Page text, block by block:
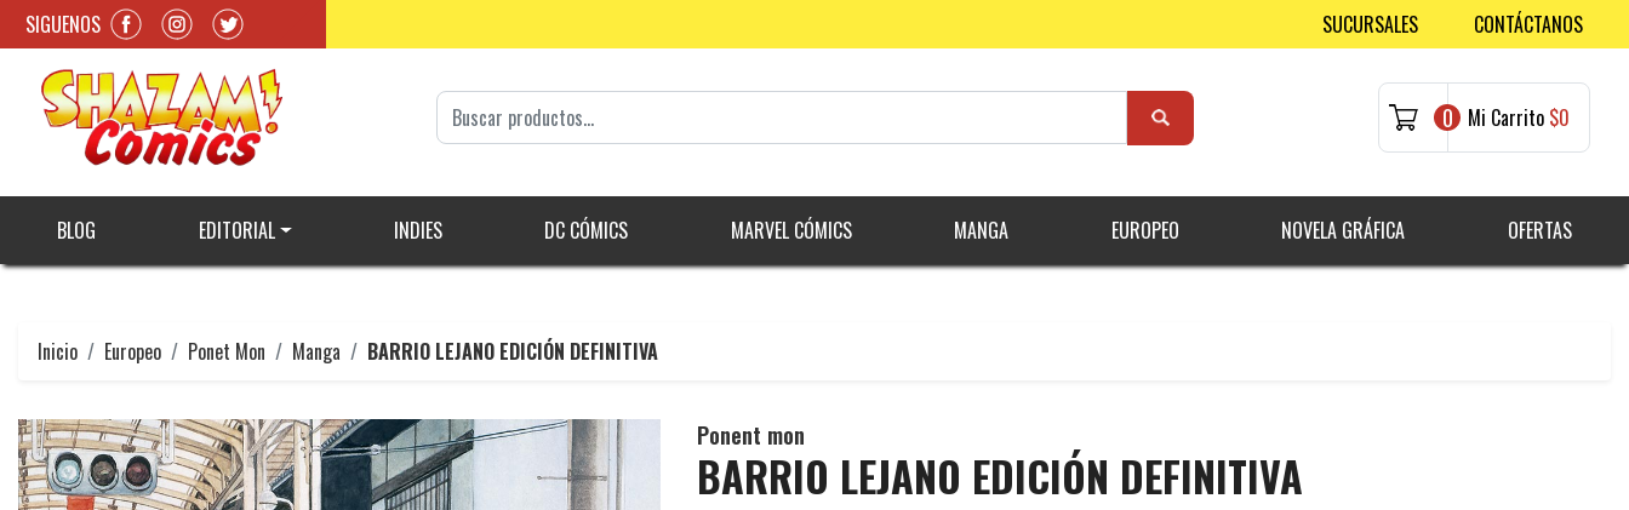
SIGUENOS SUCURSALES CONTÁCTANOS
0 Mi Carrito $0
BLOG EDITORIAL INDIES DC CÓMICS MARVEL CÓMICS MANGA EUROPEO NOVELA GRÁFICA OFERTAS
Inicio Europeo Ponet Mon Manga BARRIO LEJANO EDICIÓN DEFINITIVA
Ponent mon
BARRIO LEJANO EDICIÓN DEFINITIVA